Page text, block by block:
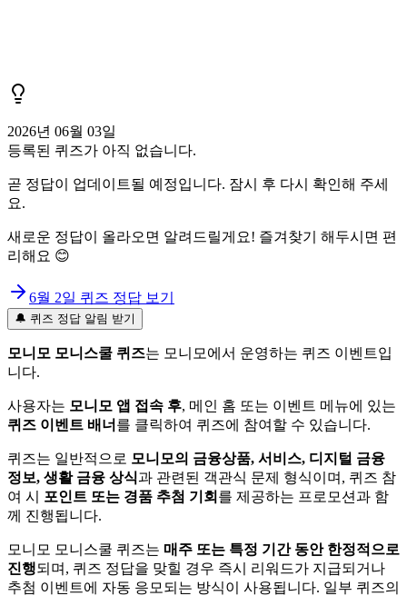
2026년 06월 03일
등록된 퀴즈가 아직 없습니다.
곧 정답이 업데이트될 예정입니다. 잠시 후 다시 확인해 주세
요.
새로운 정답이 올라오면 알려드릴게요! 즐겨찾기 해두시면 편
리해요 😊
6월 2일 퀴즈 정답 보기
🔔 퀴즈 정답 알림 받기
모니모 모니스쿨 퀴즈는 모니모에서 운영하는 퀴즈 이벤트입
니다.
사용자는 모니모 앱 접속 후, 메인 홈 또는 이벤트 메뉴에 있는
퀴즈 이벤트 배너 를 클릭하여 퀴즈에 참여할 수 있습니다.
퀴즈는 일반적으로 모니모의 금융상품, 서비스, 디지털 금융
정보, 생활 금융 상식과 관련된 객관식 문제 형식이며, 퀴즈 참
여 시
포인트 또는 경품 추첨 기회 를 제공하는 프로모션과 함
께 진행됩니다.
모니모 모니스쿨 퀴즈는 매주 또는 특정 기간 동안 한정적으로
진행되며, 퀴즈 정답을 맞힐 경우 즉시 리워드가 지급되거나
추첨 이벤트에 자동 응모되는 방식이 사용됩니다. 일부 퀴즈의